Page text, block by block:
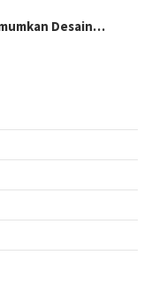
Desain…